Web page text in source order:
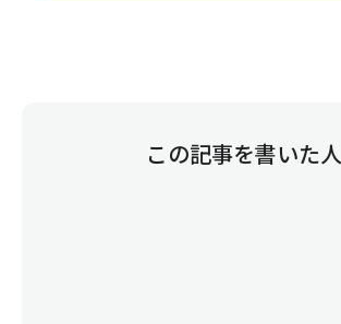
この記事を書いた人